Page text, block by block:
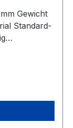
Gewicht
Standard-